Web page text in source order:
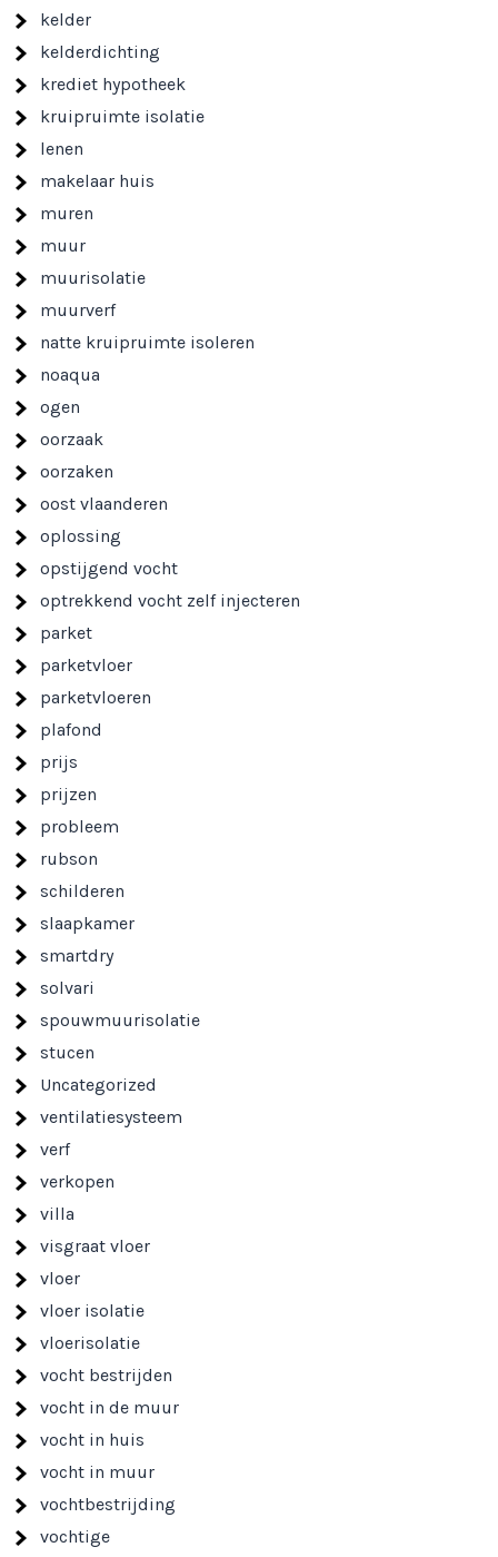
kelder
kelderdichting
krediet hypotheek
kruipruimte isolatie
lenen
makelaar huis
muren
muur
muurisolatie
muurverf
natte kruipruimte isoleren
noaqua
ogen
oorzaak
oorzaken
oost vlaanderen
oplossing
opstijgend vocht
optrekkend vocht zelf injecteren
parket
parketvloer
parketvloeren
plafond
prijs
prijzen
probleem
rubson
schilderen
slaapkamer
smartdry
solvari
spouwmuurisolatie
stucen
Uncategorized
ventilatiesysteem
verf
verkopen
villa
visgraat vloer
vloer
vloer isolatie
vloerisolatie
vocht bestrijden
vocht in de muur
vocht in huis
vocht in muur
vochtbestrijding
vochtige